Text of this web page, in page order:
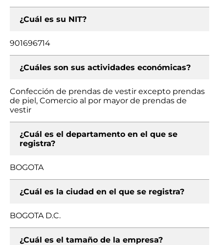
¿Cuál es su NIT?
901696714
¿Cuáles son sus actividades económicas?
Confección de prendas de vestir excepto prendas
de piel, Comercio al por mayor de prendas de
vestir
¿Cuál es el departamento en el que se
registra?
BOGOTA
¿Cuál es la ciudad en el que se registra?
BOGOTA D.C.
¿Cuál es el tamaño de la empresa?